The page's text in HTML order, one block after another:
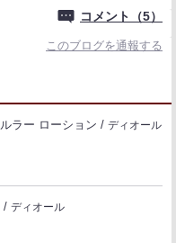
コメント（5）
このブログを通報する
ラー ローション ディオール
ディオール